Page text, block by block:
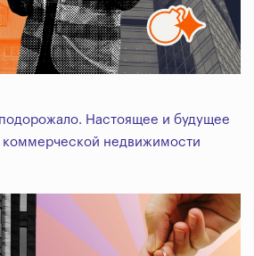
Настоящее и будущее
коммерческой недвижимости